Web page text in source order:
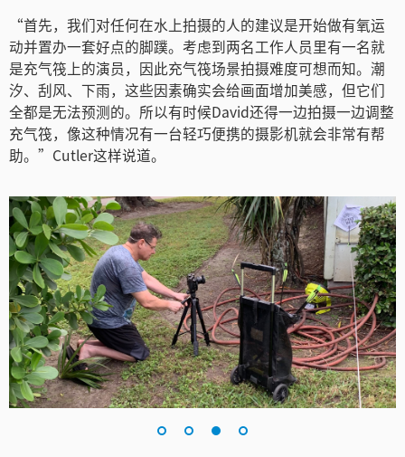
“首先，我们对任何在水上拍摄的人的建议是开始做有氧运
动并置办一套好点的脚蹼。考虑到两名工作人员里有一名就
是充气筏上的演员，因此充气筏场景拍摄难度可想而知。潮
汐、刮风、下雨，这些因素确实会给画面增加美感，但它们
全都是无法预测的。所以有时候David还得一边拍摄一边调整
充气筏，像这种情况有一台轻巧便携的摄影机就会非常有帮
助。”Cutler这样说道。